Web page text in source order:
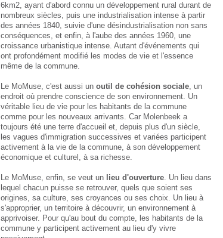
6km2, ayant d'abord connu un développement rural durant de
nombreux siècles, puis une industrialisation intense à partir
des années 1840, suivie d'une désindustrialisation non sans
conséquences, et enfin, à l'aube des années 1960, une
croissance urbanistique intense. Autant d'événements qui
ont profondément modifié les modes de vie et l'essence
même de la commune.
Le MoMuse, c'est aussi un outil de cohésion sociale, un
endroit où prendre conscience de son environnement. Un
véritable lieu de vie pour les habitants de la commune
comme pour les nouveaux arrivants. Car Molenbeek a
toujours été une terre d'accueil et, depuis plus d'un siècle,
les vagues d'immigration successives et variées participent
activement à la vie de la commune, à son développement
économique et culturel, à sa richesse.
Le MoMuse, enfin, se veut un lieu d'ouverture. Un lieu dans
lequel chacun puisse se retrouver, quels que soient ses
origines, sa culture, ses croyances ou ses choix. Un lieu à
s'approprier, un territoire à découvrir, un environnement à
apprivoiser. Pour qu'au bout du compte, les habitants de la
commune y participent activement au lieu d'y vivre